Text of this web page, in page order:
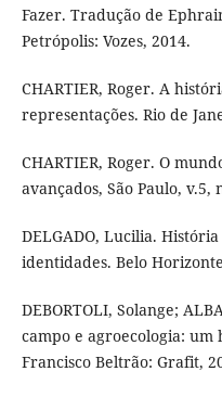
Fazer. Tradução de
Petrópolis: Vozes, 2014.
CHARTIER, Roger. A
representações. Rio de
CHARTIER, Roger. O
avançados, São Paulo,
DELGADO, Lucilia.
identidades. Belo
DEBORTOLI, Solange;
campo e agroecologia:
Francisco Beltrão: Grafit,